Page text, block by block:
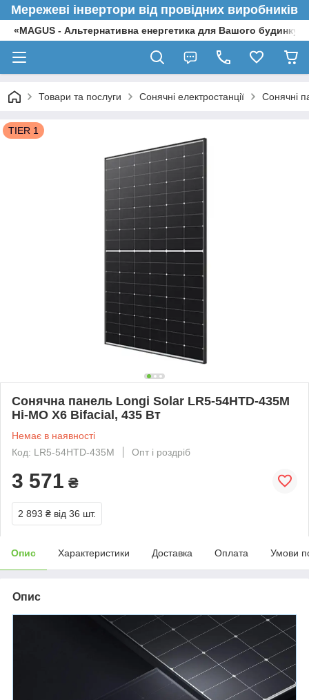
Мережеві інвертори від провідних виробників
«MAGUS - Альтернативна енергетика для Вашого будинку»
Товари та послуги Сонячні електростанції Сонячні
TIER 1
Сонячна панель Longi Solar LR5-54HTD-435M
Hi-MO X6 Bifacial, 435 Вт
Немає в наявності
Код: LR5-54HTD-435M
Опт і роздріб
3 571 ₴
2 893 ₴ від 36 шт.
Опис Характеристики Доставка Оплата Умови
Опис